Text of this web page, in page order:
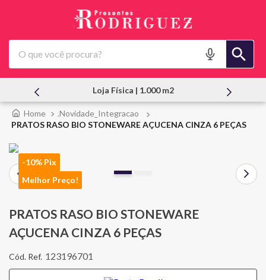
O que você procura?
Atendimento Pessoal
.Novidade_Integracao
PRATOS RASO BIO STONEWARE AÇUCENA CINZA 6 PEÇAS
-10% Pix
Melhor Preço!
PRATOS RASO BIO STONEWARE
AÇUCENA CINZA 6 PEÇAS
123196701